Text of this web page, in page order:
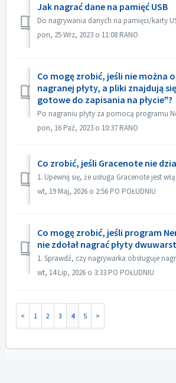
Jak nagrać dane na pamięć USB
pon, 25 Wrz, 2023 o 11:08 RANO
Co mogę zrobić, jeśli nie można
nagranej płyty, a pliki znajdują
gotowe do zapisania na płycie"?
pon, 16 Paź, 2023 o 10:37 RANO
Co zrobić, jeśli Gracenote nie
wt, 19 Maj, 2026 o 2:56 PO POŁUDNIU
Co mogę zrobić, jeśli program
nie zdołał nagrać płyty
wt, 14 Lip, 2026 o 3:33 PO POŁUDNIU
1 2 3 4 5